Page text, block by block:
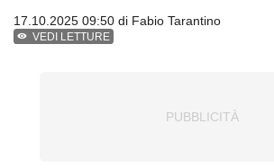
17.10.2025 09:50 di Fabio Tarantino
VEDI LETTURE